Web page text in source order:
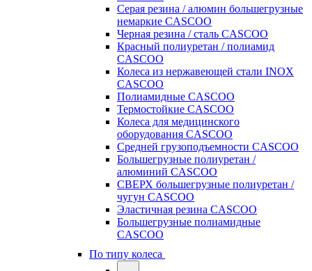
Серая резина / алюмин большегрузные
немаркие CASCOO
Черная резина / сталь CASCOO
Красный полиуретан / полиамид
CASCOO
Колеса из нержавеющей стали INOX
CASCOO
Полиамидные CASCOO
Термостойкие CASCOO
Колеса для медицинского
оборудования CASCOO
Средней грузоподъемности CASCOO
Большегрузные полиуретан /
алюминий CASCOO
СВЕРХ большегрузные полиуретан /
чугун CASCOO
Эластичная резина CASCOO
Большегрузные полиамидные
CASCOO
По типу колеса